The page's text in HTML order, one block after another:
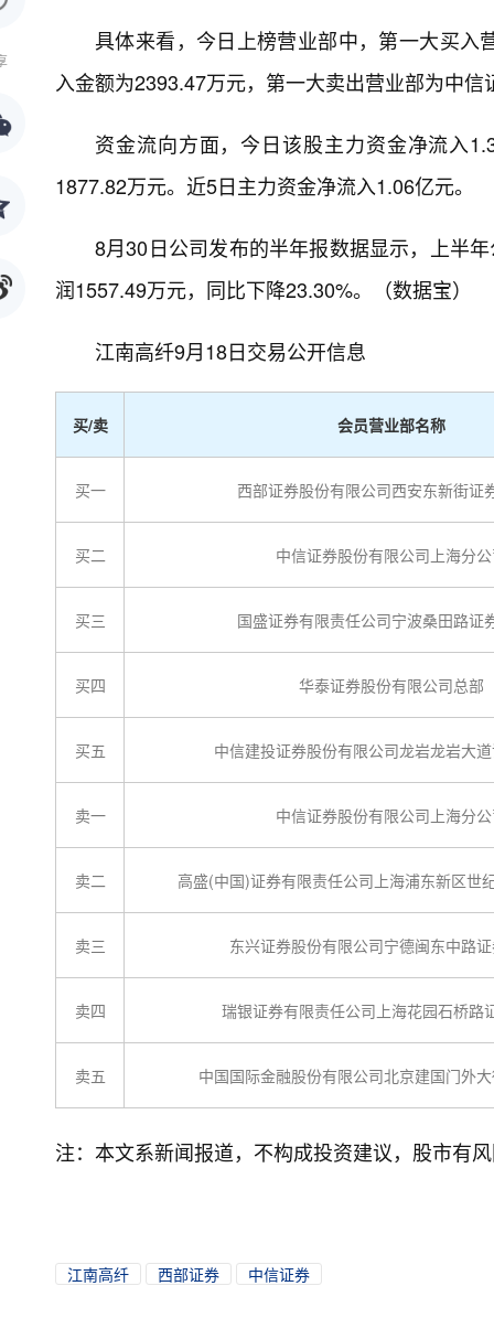
具体来看，今日上榜营业部中，第一大买
入金额为2393.47万元，第一大卖出营业部为中
资金流向方面，今日该股主力资金净流入
1877.82万元。近5日主力资金净流入1.06亿元。
8月30日公司发布的半年报数据显示，上半
润1557.49万元，同比下降23.30%。（数据宝）
江南高纤9月18日交易公开信息
买/卖 会员营业部名称
买一 西部证券股份有限公司西安东新街证
买二 中信证券股份有限公司上海分
买三 国盛证券有限责任公司宁波桑田路证
买四 华泰证券股份有限公司总部
买五 中信建投证券股份有限公司龙岩龙岩大
卖一 中信证券股份有限公司上海分
卖二 高盛(中国)证券有限责任公司上海浦东新区世
卖三 东兴证券股份有限公司宁德闽东中路
卖四 瑞银证券有限责任公司上海花园石桥路
卖五 中国国际金融股份有限公司北京建国门外
注：本文系新闻报道，不构成投资建议，股市有
江南高纤 西部证券 中信证券